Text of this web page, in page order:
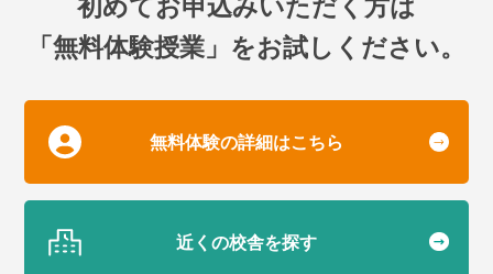
「無料体験授業」をお試しください。
無料体験の詳細はこちら
近くの校舎を探す